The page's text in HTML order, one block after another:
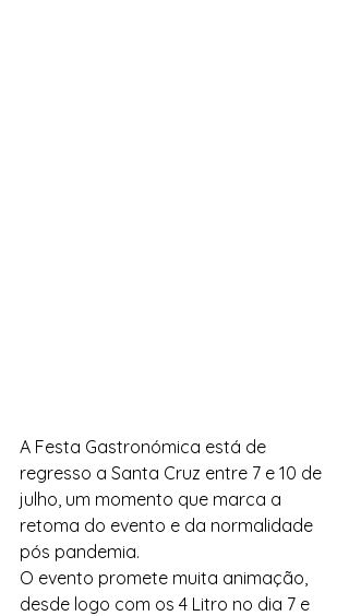
A Festa Gastronómica está de
regresso a Santa Cruz entre 7 e 10 de
julho, um momento que marca a
retoma do evento e da normalidade
pós pandemia.
O evento promete muita animação,
desde logo com os 4 Litro no dia 7 e